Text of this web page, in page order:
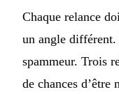
Chaque relance
un angle différent.
spammeur. Trois
de chances d’être